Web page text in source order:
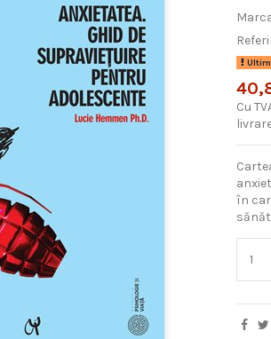
Cu
în